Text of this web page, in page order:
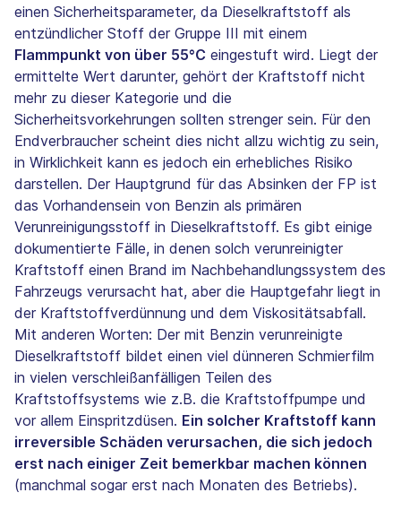
einen Sicherheitsparameter, da Dieselkraftstoff als
entzündlicher Stoff der Gruppe III mit einem
Flammpunkt von über 55°C eingestuft wird. Liegt der
ermittelte Wert darunter, gehört der Kraftstoff nicht
mehr zu dieser Kategorie und die
Sicherheitsvorkehrungen sollten strenger sein. Für den
Endverbraucher scheint dies nicht allzu wichtig zu sein,
in Wirklichkeit kann es jedoch ein erhebliches Risiko
darstellen. Der Hauptgrund für das Absinken der FP ist
das Vorhandensein von Benzin als primären
Verunreinigungsstoff in Dieselkraftstoff. Es gibt einige
dokumentierte Fälle, in denen solch verunreinigter
Kraftstoff einen Brand im Nachbehandlungssystem des
Fahrzeugs verursacht hat, aber die Hauptgefahr liegt in
der Kraftstoffverdünnung und dem Viskositätsabfall.
Mit anderen Worten: Der mit Benzin verunreinigte
Dieselkraftstoff bildet einen viel dünneren Schmierfilm
in vielen verschleißanfälligen Teilen des
Kraftstoffsystems wie z.B. die Kraftstoffpumpe und
vor allem Einspritzdüsen. Ein solcher Kraftstoff kann
irreversible Schäden verursachen, die sich jedoch
erst nach einiger Zeit bemerkbar machen können
(manchmal sogar erst nach Monaten des Betriebs).